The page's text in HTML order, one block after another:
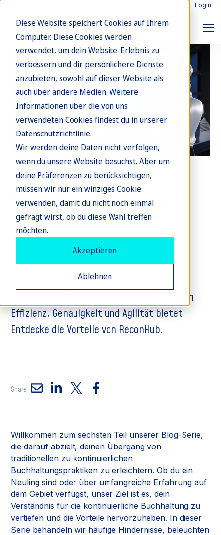
Diese Website speichert Cookies auf Ihrem
Computer. Diese Cookies werden
verwendet, um dein Website-Erlebnis zu
verbessern und dir persönlichere Dienste
anzubieten, sowohl auf dieser Website als
auch über andere Medien. Weitere
Informationen über die von uns
verwendeten Cookies findest du in unserer
Datenschutzrichtlinie.
Wir werden deine Daten nicht verfolgen,
wenn du unsere Website besuchst. Aber um
deine Präferenzen zu berücksichtigen,
müssen wir nur ein winziges Cookie
verwenden, damit du nicht noch einmal
gefragt wirst, ob du diese Wahl treffen
möchten.
Akzeptieren
Ablehnen
Login
Kontinuierliche Buchführung mit
Automatisierung der
Debitorenbuchhaltung
Erfahre, wie die Automatisierung der
Debitorenbuchhaltung die kontinuierliche
Buchführung vorantreibt und Unternehmen
Effizienz, Genauigkeit und Agilität bietet.
Entdecke die Vorteile von ReconHub.
Share
Willkommen zum sechsten Teil unserer Blog-Serie,
die darauf abzielt, deinen Übergang von
traditionellen zu kontinuierlichen
Buchhaltungspraktiken zu erleichtern. Ob du ein
Neuling sind oder über umfangreiche Erfahrung auf
dem Gebiet verfügst, unser Ziel ist es, dein
Verständnis für die kontinuierliche Buchhaltung zu
vertiefen und die Vorteile hervorzuheben. In dieser
Serie behandeln wir häufige Hindernisse, beleuchten